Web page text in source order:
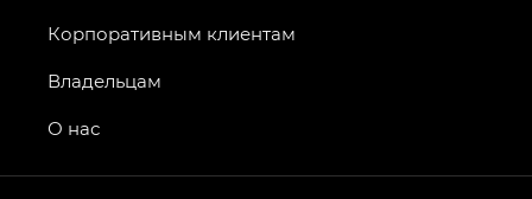
GT, Джи Эль — GL
GS4 — Джи Эс 4 (GS4) в комплектациях Джи Би
привод — GB AWD, Джи Эль Полный привод —
Корпоративным клиентам
Владельцам
О нас